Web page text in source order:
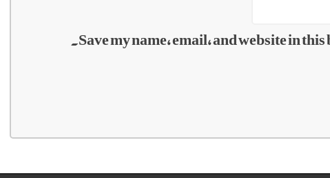
Save my name, email, and website in